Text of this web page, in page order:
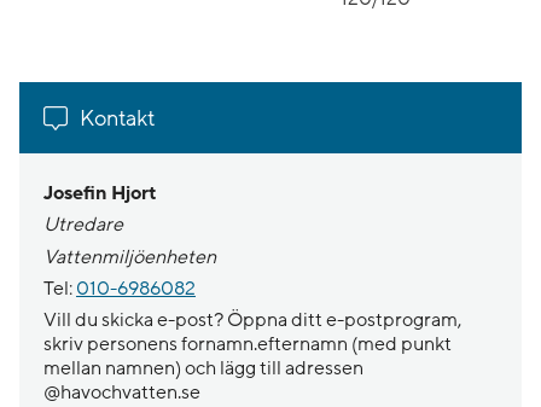
Kontakt
Josefin Hjort
Utredare
Vattenmiljöenheten
Tel: 010-6986082
Vill du skicka e-post? Öppna ditt e-postprogram,
skriv personens fornamn.efternamn (med punkt
mellan namnen) och lägg till adressen
@havochvatten.se